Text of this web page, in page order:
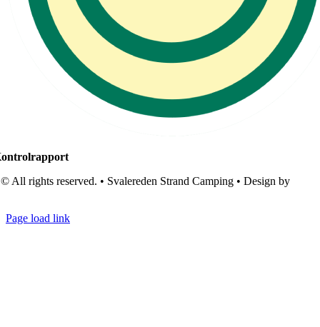
© All rights reserved. • Svalereden Strand Camping • Design by
Page load link